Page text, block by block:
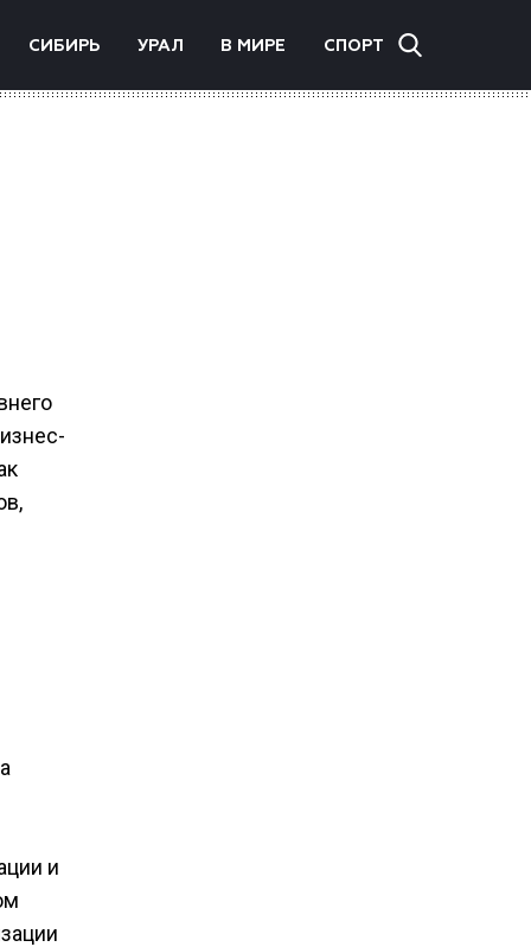
СИБИРЬ УРАЛ В МИРЕ СПОРТ
и